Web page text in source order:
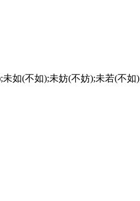
如(不如);未妨(不妨);未若(不